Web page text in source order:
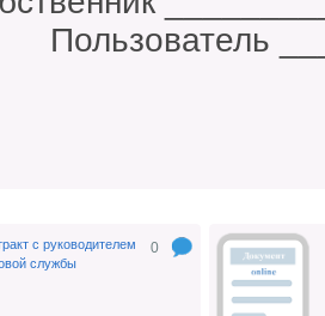
0
с руководителем
службы